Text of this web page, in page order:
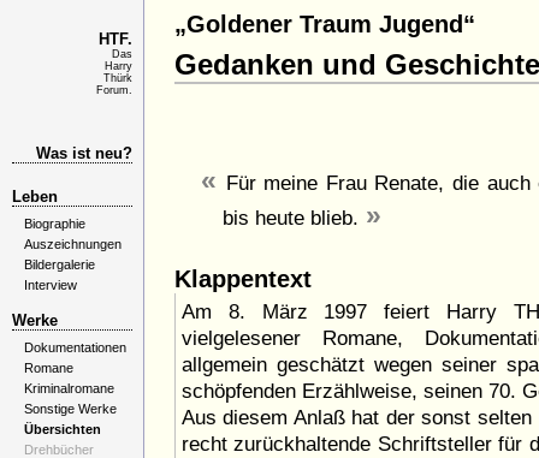
HTF.
Das
Harry
Thürk
Forum.
Was ist neu?
Leben
Biographie
Auszeichnungen
Bildergalerie
Interview
Werke
Dokumentationen
Romane
Kriminalromane
Sonstige Werke
Übersichten
Drehbücher
„Goldener Traum Jugend“
Gedanken und
Für meine Frau Renate, die
bis heute blieb.
Klappentext
Am 8. März 1997 feiert Harry
vielgelesener Romane,
allgemein geschätzt wegen seiner
schöpfenden Erzählweise, seinen 70.
Aus diesem Anlaß hat der sonst
recht zurückhaltende Schriftsteller für